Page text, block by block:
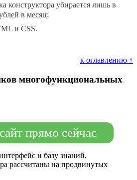
конструктора убирается лишь в
в месяц;
и CSS.
к оглавлению ↑
многофункциональных
прямо сейчас
и базу знаний,
рассчитаны на продвинутых